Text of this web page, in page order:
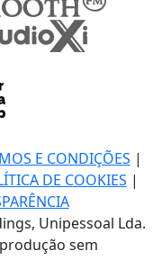
E CONDIÇÕES |
DE COOKIES |
Unipessoal Lda.
sem